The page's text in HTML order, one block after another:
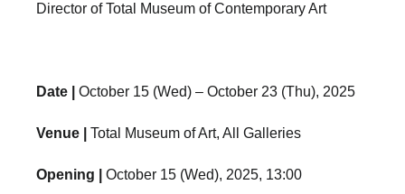
Director ofTotal Museum of Contemporary Art
Date | October 15 (Wed) – October 23 (Thu), 2025
Venue | Total Museum of Art, All Galleries
Opening | October 15 (Wed), 2025, 13:00